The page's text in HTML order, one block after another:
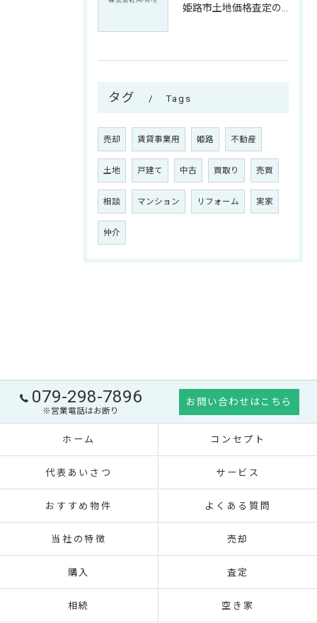
タグ Tags
売却 賃貸事業用 姫路 不動産
土地 戸建て 中古 買取り 売買
相談 マンション リフォーム 実家
仲介
079-298-7896
※営業電話はお断り
お問い合わせはこちら
ホーム コンセプト
代表あいさつ サービス
おすすめ物件 よくある質問
当社の特徴 売却
購入 査定
相続 空き家